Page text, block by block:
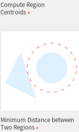
Compute Region
Centroids »
Minimum Distance between
Two Regions »